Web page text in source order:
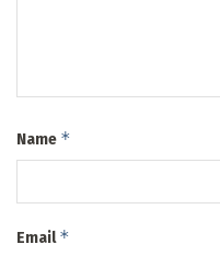
Name *
Email*